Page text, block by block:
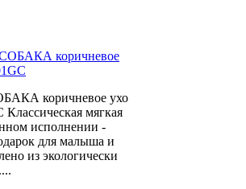
коричневое ухо
мягкая
исполнении -
для малыша и
из экологически